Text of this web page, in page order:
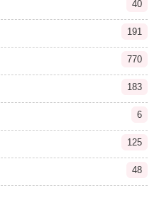
40
191
770
183
6
125
48